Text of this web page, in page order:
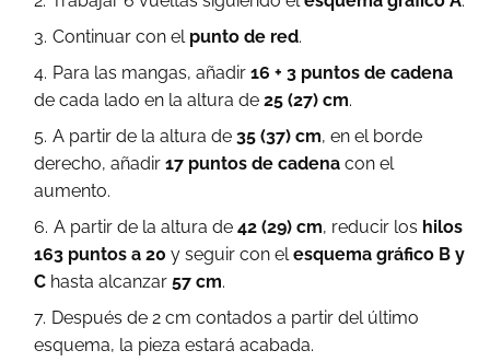
Continuar con el punto de red.
Para las mangas, añadir 16 + 3 puntos de cadena
de cada lado en la altura de 25 (27) cm.
A partir de la altura de 35 (37) cm, en el borde
derecho, añadir 17 puntos de cadena con el
aumento.
A partir de la altura de 42 (29) cm, reducir los hilos
163 puntos a 20 y seguir con elesquema gráfico B y
C hasta alcanzar 57 cm.
Después de 2 cm contados a partir del último
esquema, la pieza estará acabada.